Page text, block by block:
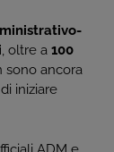
, oltre a 100
sono ancora
iniziare